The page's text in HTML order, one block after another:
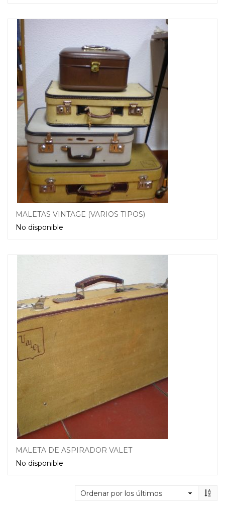
MALETAS VINTAGE (VARIOS TIPOS)
No disponible
MALETA DE ASPIRADOR VALET
No disponible